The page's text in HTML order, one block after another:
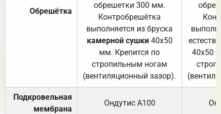
Обрешётка
обрешетки 300 мм.
Контробрешётка
выполняется из бруска
камерной сушки40х50
мм. Крепится по
стропильным ногам
(вентиляционный зазор).
40х50
Подкровельная
мембрана
Ондутис А100